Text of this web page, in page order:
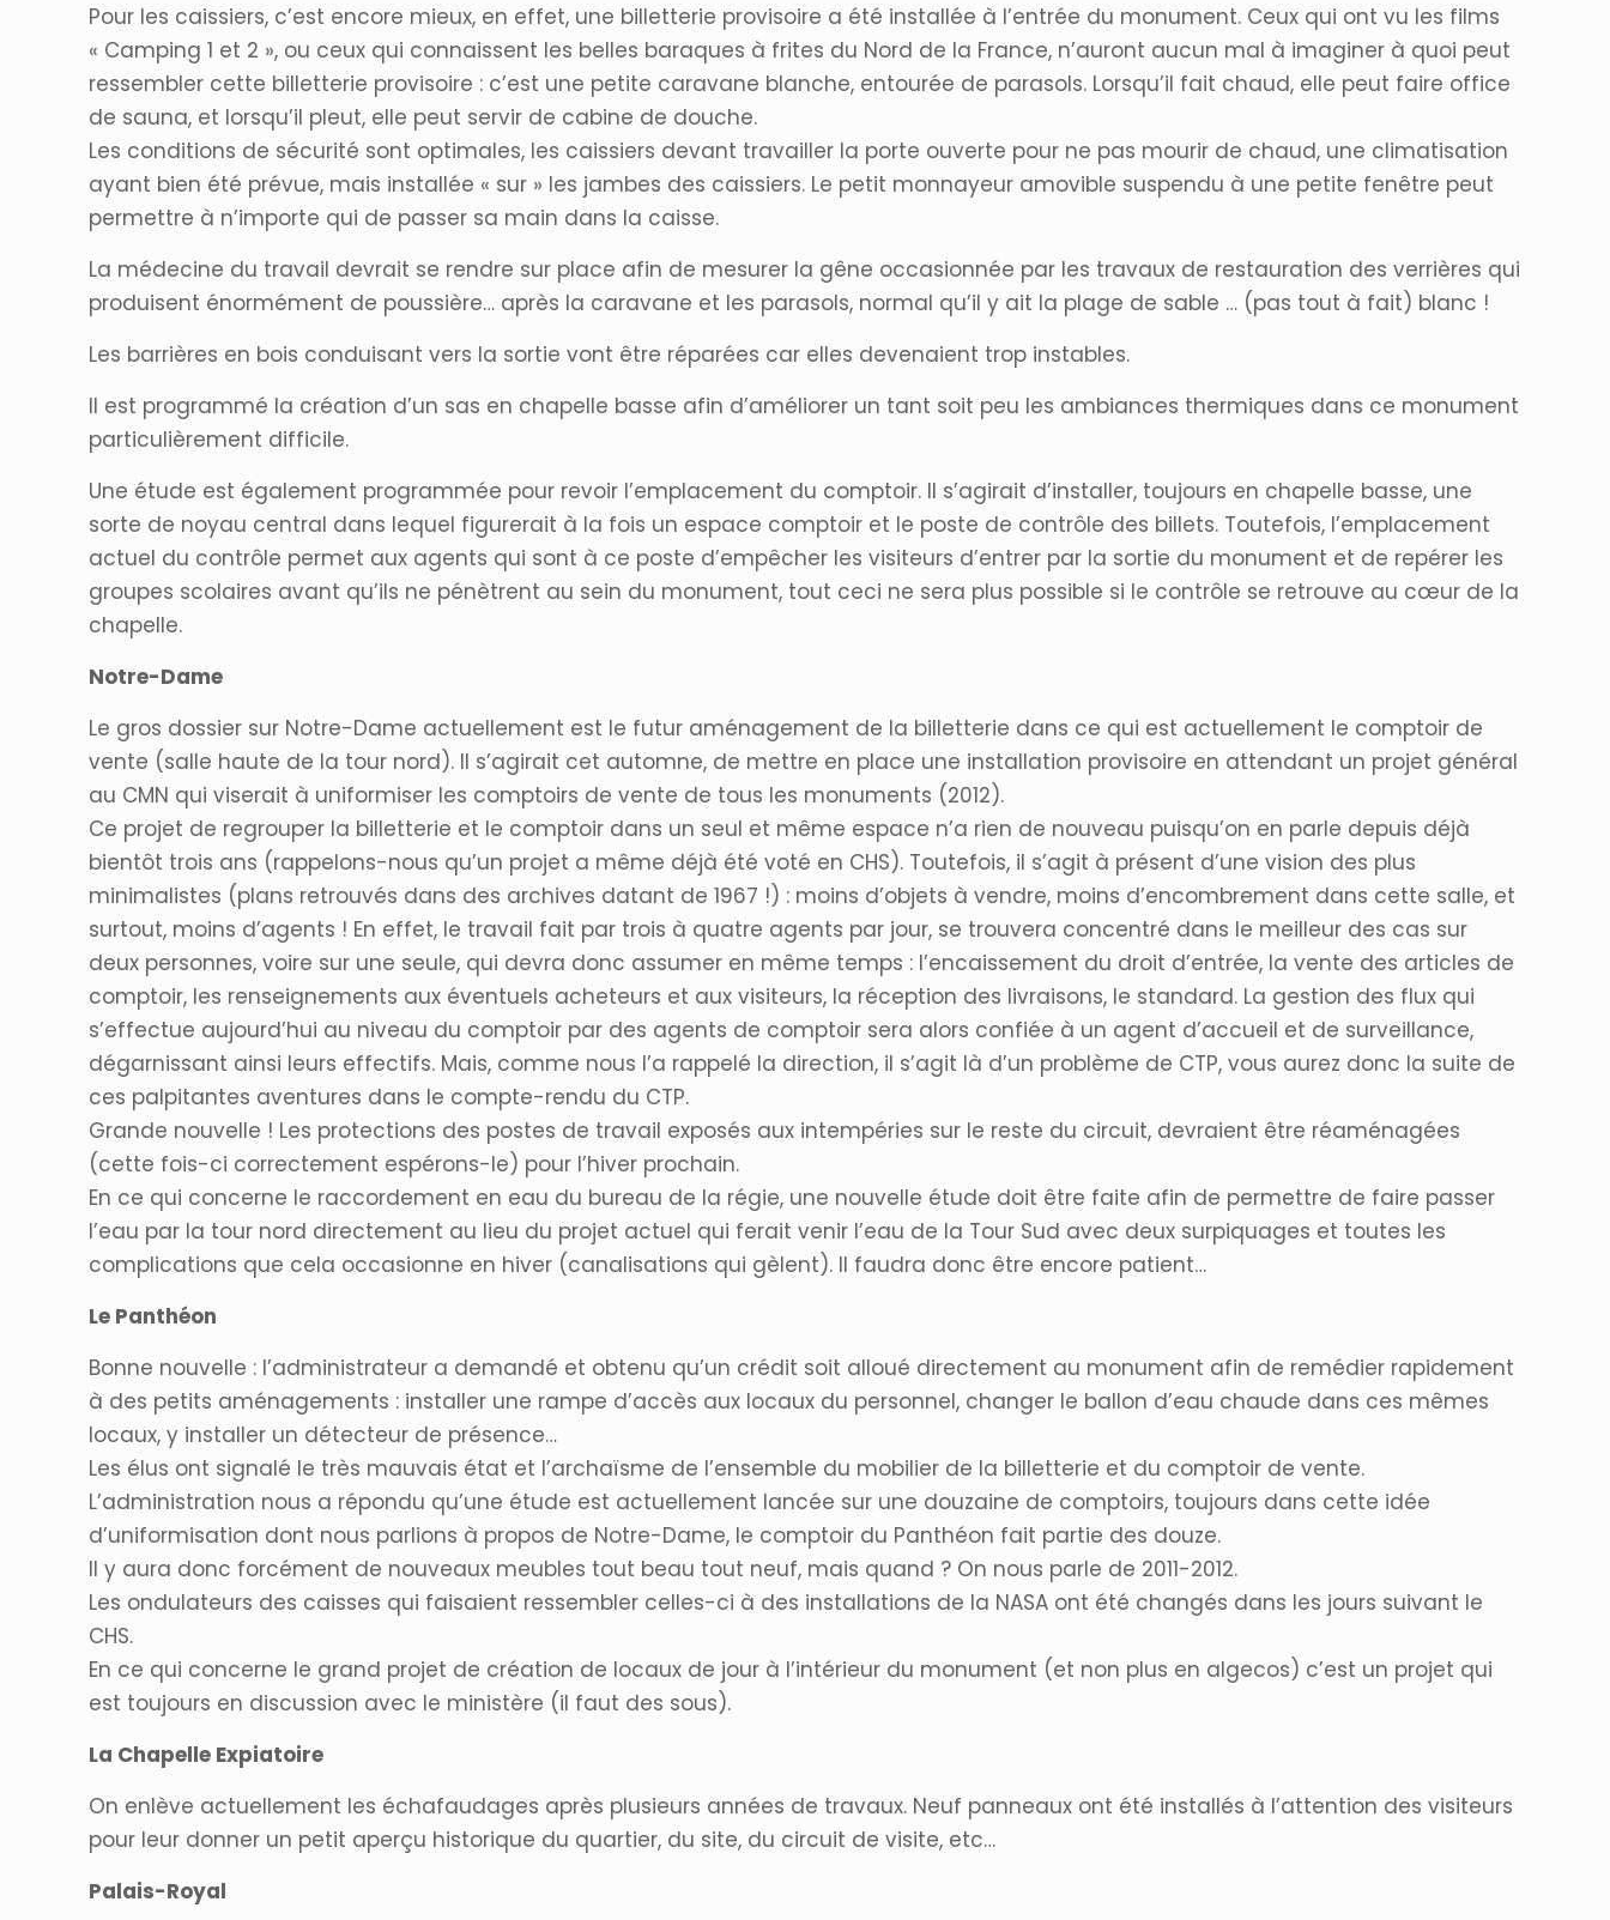
Pour les caissiers, c’est encore mieux, en effet, une billetterie provisoire a été installée à l’entrée du monument. Ceux qui ont vu les films
« Camping 1 et 2 », ou ceux qui connaissent les belles baraques à frites du Nord de la France, n’auront aucun mal à imaginer à quoi peut
ressembler cette billetterie provisoire : c’est une petite caravane blanche, entourée de parasols. Lorsqu’il fait chaud, elle peut faire office
de sauna, et lorsqu’il pleut, elle peut servir de cabine de douche.
Les conditions de sécurité sont optimales, les caissiers devant travailler la porte ouverte pour ne pas mourir de chaud, une climatisation
ayant bien été prévue, mais installée « sur » les jambes des caissiers. Le petit monnayeur amovible suspendu à une petite fenêtre peut
permettre à n’importe qui de passer sa main dans la caisse.
La médecine du travail devrait se rendre sur place afin de mesurer la gêne occasionnée par les travaux de restauration des verrières qui
produisent énormément de poussière… après la caravane et les parasols, normal qu’il y ait la plage de sable … (pas tout à fait) blanc !
Les barrières en bois conduisant vers la sortie vont être réparées car elles devenaient trop instables.
Il est programmé la création d’un sas en chapelle basse afin d’améliorer un tant soit peu les ambiances thermiques dans ce monument
particulièrement difficile.
Une étude est également programmée pour revoir l’emplacement du comptoir. Il s’agirait d’installer, toujours en chapelle basse, une
sorte de noyau central dans lequel figurerait à la fois un espace comptoir et le poste de contrôle des billets. Toutefois, l’emplacement
actuel du contrôle permet aux agents qui sont à ce poste d’empêcher les visiteurs d’entrer par la sortie du monument et de repérer les
groupes scolaires avant qu’ils ne pénètrent au sein du monument, tout ceci ne sera plus possible si le contrôle se retrouve au cœur de la
chapelle.
Notre-Dame
Le gros dossier sur Notre-Dame actuellement est le futur aménagement de la billetterie dans ce qui est actuellement le comptoir de
vente (salle haute de la tour nord). Il s’agirait cet automne, de mettre en place une installation provisoire en attendant un projet général
au CMN qui viserait à uniformiser les comptoirs de vente de tous les monuments (2012).
Ce projet de regrouper la billetterie et le comptoir dans un seul et même espace n’a rien de nouveau puisqu’on en parle depuis déjà
bientôt trois ans (rappelons-nous qu’un projet a même déjà été voté en CHS). Toutefois, il s’agit à présent d’une vision des plus
minimalistes (plans retrouvés dans des archives datant de 1967 !) : moins d’objets à vendre, moins d’encombrement dans cette salle, et
surtout, moins d’agents ! En effet, le travail fait par trois à quatre agents par jour, se trouvera concentré dans le meilleur des cas sur
deux personnes, voire sur une seule, qui devra donc assumer en même temps : l’encaissement du droit d’entrée, la vente des articles de
comptoir, les renseignements aux éventuels acheteurs et aux visiteurs, la réception des livraisons, le standard. La gestion des flux qui
s’effectue aujourd’hui au niveau du comptoir par des agents de comptoir sera alors confiée à un agent d’accueil et de surveillance,
dégarnissant ainsi leurs effectifs. Mais, comme nous l’a rappelé la direction, il s’agit là d’un problème de CTP, vous aurez donc la suite de
ces palpitantes aventures dans le compte-rendu du CTP.
Grande nouvelle ! Les protections des postes de travail exposés aux intempéries sur le reste du circuit, devraient être réaménagées
(cette fois-ci correctement espérons-le) pour l’hiver prochain.
En ce qui concerne le raccordement en eau du bureau de la régie, une nouvelle étude doit être faite afin de permettre de faire passer
l’eau par la tour nord directement au lieu du projet actuel qui ferait venir l’eau de la Tour Sud avec deux surpiquages et toutes les
complications que cela occasionne en hiver (canalisations qui gèlent). Il faudra donc être encore patient…
Le Panthéon
Bonne nouvelle : l’administrateur a demandé et obtenu qu’un crédit soit alloué directement au monument afin de remédier rapidement
à des petits aménagements : installer une rampe d’accès aux locaux du personnel, changer le ballon d’eau chaude dans ces mêmes
locaux, y installer un détecteur de présence…
Les élus ont signalé le très mauvais état et l’archaïsme de l’ensemble du mobilier de la billetterie et du comptoir de vente.
L’administration nous a répondu qu’une étude est actuellement lancée sur une douzaine de comptoirs, toujours dans cette idée
d’uniformisation dont nous parlions à propos de Notre-Dame, le comptoir du Panthéon fait partie des douze.
Il y aura donc forcément de nouveaux meubles tout beau tout neuf, mais quand ? On nous parle de 2011-2012.
Les ondulateurs des caisses qui faisaient ressembler celles-ci à des installations de la NASA ont été changés dans les jours suivant le
CHS.
En ce qui concerne le grand projet de création de locaux de jour à l’intérieur du monument (et non plus en algecos) c’est un projet qui
est toujours en discussion avec le ministère (il faut des sous).
La Chapelle Expiatoire
On enlève actuellement les échafaudages après plusieurs années de travaux. Neuf panneaux ont été installés à l’attention des visiteurs
pour leur donner un petit aperçu historique du quartier, du site, du circuit de visite, etc…
Palais-Royal